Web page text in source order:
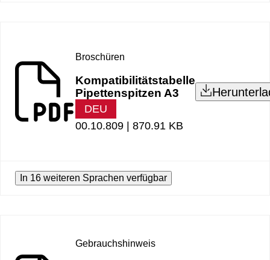
Broschüren
Kompatibilitätstabelle
Pipettenspitzen A3
DEU
00.10.809 | 870.91 KB
In 16 weiteren Sprachen verfügbar
Gebrauchshinweis